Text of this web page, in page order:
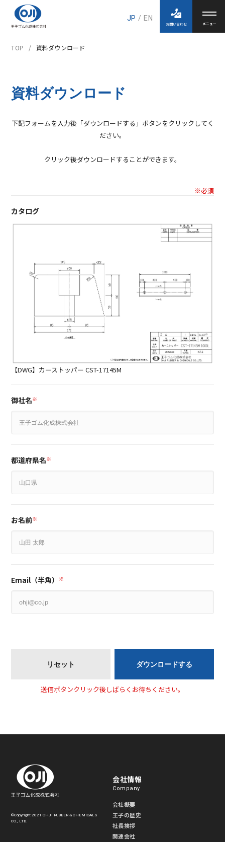
JP / EN
お問い合わせ
TOP 資料ダウンロード
資料ダウンロード
下記フォームを入力後「ダウンロードする」ボタンをクリックしてく
ださい。
クリック後ダウンロードすることができます。
※必須
カタログ
【DWG】カーストッパー CST-17145M
御社名※
都道府県名※
お名前※
Email（半角） ※
送信ボタンクリック後しばらくお待ちください。
©Copyright 2021 OHJI RUBBER & CHEMICALS
CO., LTD.
会社情報
Company
会社概要
王子の歴史
社長挨拶
関連会社